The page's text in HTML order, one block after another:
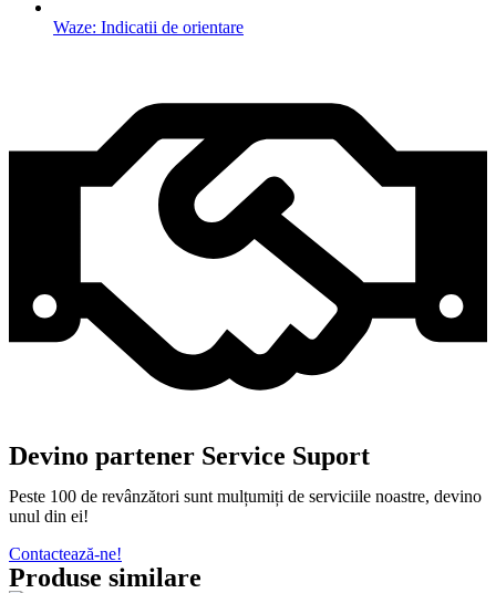
Waze: Indicatii de orientare
Devino partener Service Suport
Peste 100 de revânzători sunt mulțumiți de serviciile noastre, devino
unul din ei!
Contactează-ne!
Produse similare